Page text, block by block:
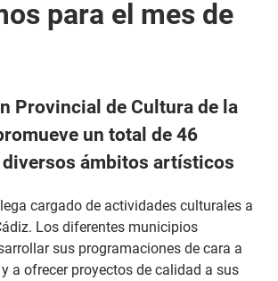
para el mes de
Provincial de Cultura de la
un total de 46
diversos ámbitos artísticos
cargado de actividades culturales a
Los diferentes municipios
sus programaciones de cara a
a ofrecer proyectos de calidad a sus